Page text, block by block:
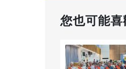
您也可能